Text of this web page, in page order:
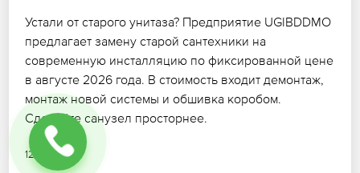
Устали от старого унитаза? Предприятие UGIBDDMO
предлагает замену старой сантехники на
современную инсталляцию по фиксированной цене
в августе 2026 года. В стоимость входит демонтаж,
монтаж новой системы и обшивка коробом.
Сделайте санузел просторнее.
12.07.2026